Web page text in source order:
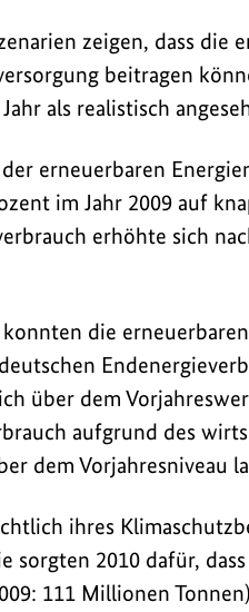
zeigen, dass die
beitragen
als realistisch
erneuerbaren
im Jahr 2009 auf
erhöhte sich
die
über dem
aufgrund des
dem Vorjahresniveau
ihres
sorgten 2010 dafür,
111 Millionen